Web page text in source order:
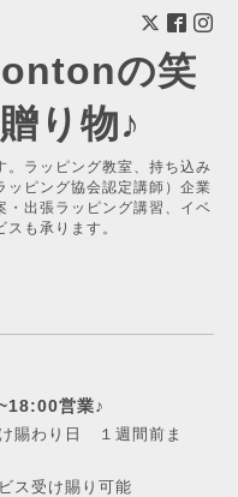
の笑
り物♪
。ラッピング教室、持ち込み
ッピング協会認定講師）企業
・出張ラッピング講習、イベ
も承ります。
営業♪
賜わり日 １週間前ま
ス受け賜り可能